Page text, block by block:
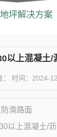
坪解决方案
以上混凝土/
： 时间：2024-
粒防滑路面
：C30以上混凝土/